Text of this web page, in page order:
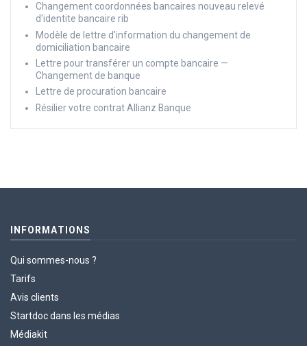
Changement coordonnées bancaires nouveau relevé
d'identite bancaire rib
Modèle de lettre d'information du changement de
domiciliation bancaire
Lettre pour transférer un compte bancaire —
Changement de banque
Lettre de procuration bancaire
Résilier votre contrat Allianz Banque
INFORMATIONS
Qui sommes-nous ?
Tarifs
Avis clients
Startdoc dans les médias
Médiakit